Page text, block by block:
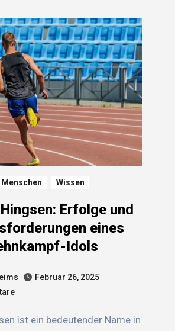
Menschen Wissen
Erfolge und
eines
Idols
Februar 26, 2025